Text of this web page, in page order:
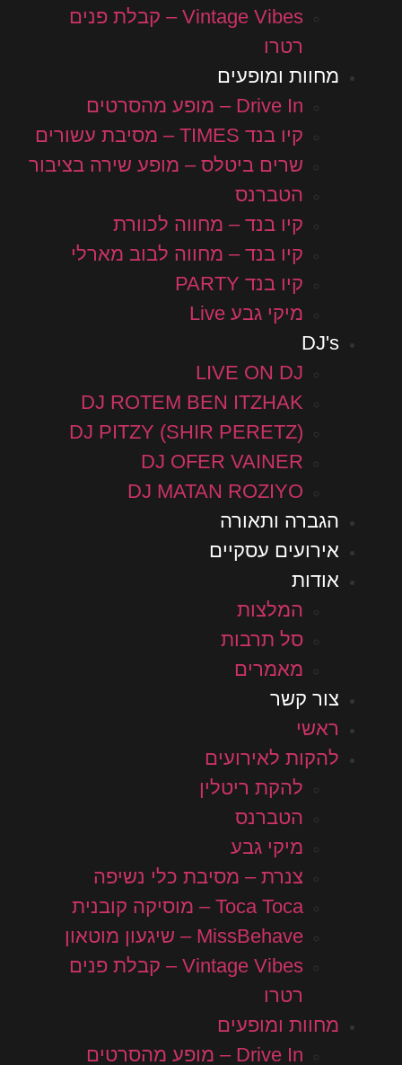
Vintage Vibes – קבלת פנים
רטרו
מחוות ומופעים
Drive In – מופע מהסרטים
קיו בנד TIMES – מסיבת עשורים
שרים ביטלס – מופע שירה בציבור
הטברנס
קיו בנד – מחווה לכוורת
קיו בנד – מחווה לבוב מארלי
קיו בנד PARTY
מיקי גבע Live
DJ's
LIVE ON DJ
DJ ROTEM BEN ITZHAK
DJ PITZY (SHIR PERETZ)
DJ OFER VAINER
DJ MATAN ROZIYO
הגברה ותאורה
אירועים עסקיים
אודות
המלצות
סל תרבות
מאמרים
צור קשר
ראשי
להקות לאירועים
להקת ריטלין
הטברנס
מיקי גבע
צנרת – מסיבת כלי נשיפה
Toca Toca – מוסיקה קובנית
MissBehave – שיגעון מוטאון
Vintage Vibes – קבלת פנים
רטרו
מחוות ומופעים
Drive In – מופע מהסרטים